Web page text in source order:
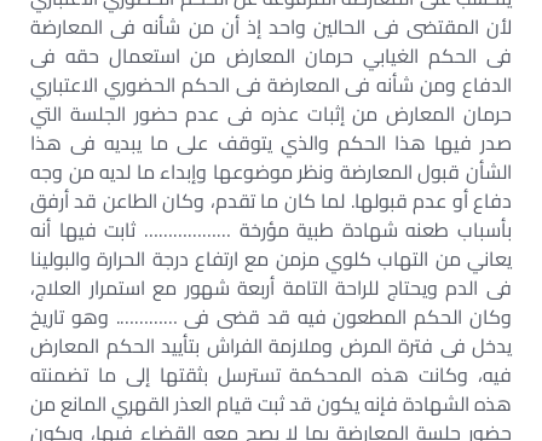
لأن المقتضى فى الحالين واحد إذ أن من شأنه فى المعارضة
فى الحكم الغيابي حرمان المعارض من استعمال حقه فى
الدفاع ومن شأنه فى المعارضة فى الحكم الحضوري الاعتباري
حرمان المعارض من إثبات عذره فى عدم حضور الجلسة التي
صدر فيها هذا الحكم والذي يتوقف على ما يبديه فى هذا
الشأن قبول المعارضة ونظر موضوعها وإبداء ما لديه من وجه
دفاع أو عدم قبولها. لما كان ما تقدم، وكان الطاعن قد أرفق
بأسباب طعنه شهادة طبية مؤرخة ……………… ثابت فيها أنه
يعاني من التهاب كلوي مزمن مع ارتفاع درجة الحرارة والبولينا
فى الدم ويحتاج للراحة التامة أربعة شهور مع استمرار العلاج،
وكان الحكم المطعون فيه قد قضى فى …………. وهو تاريخ
يدخل فى فترة المرض وملازمة الفراش بتأييد الحكم المعارض
فيه، وكانت هذه المحكمة تسترسل بثقتها إلى ما تضمنته
هذه الشهادة فإنه يكون قد ثبت قيام العذر القهري المانع من
حضور جلسة المعارضة بما لا يصح معه القضاء فيها، ويكون